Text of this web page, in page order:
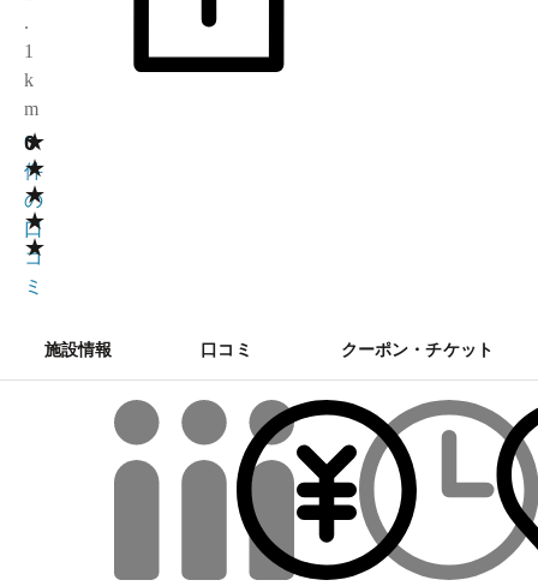
.
1
k
m
★
★
★
★
★
0
0
件
の
口
コ
ミ
施設情報 口コミ クーポン・チケット